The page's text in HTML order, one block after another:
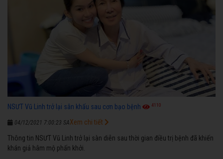
NSƯT Vũ Linh trở lại sân khấu sau cơn bạo bệnh 4110
04/12/2021 7:00:23 SA
Thông tin NSƯT Vũ Linh trở lại sàn diễn sau thời gian điều trị bệnh đã khiến
khán giả hâm mộ phấn khởi.
Xem chi tiết